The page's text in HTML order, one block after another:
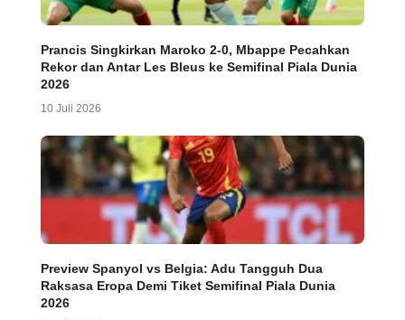
Prancis Singkirkan Maroko 2-0, Mbappe Pecahkan
Rekor dan Antar Les Bleus ke Semifinal Piala Dunia
2026
10 Juli 2026
Preview Spanyol vs Belgia: Adu Tangguh Dua
Raksasa Eropa Demi Tiket Semifinal Piala Dunia
2026